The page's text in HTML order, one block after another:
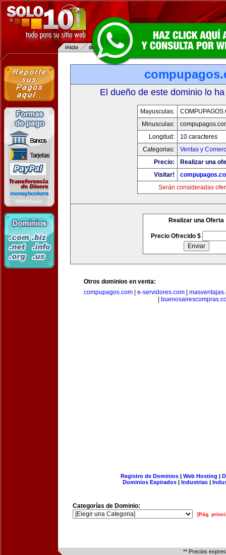
El dueño de este dominio lo
Mayusculas:
Minusculas:
Longitud:
10 caracteres
Categorias:
Ventas y
Precio:
Realizar una
Visitar!
Serán consideradas
Realizar una Oferta
Precio Ofrecido $
Otros dominios en venta:
compupagos.com
e-servidores.com
Registro de Dominios| Web Hosting |
Dominios Expirados | Industrias |
Categorías de Dominio:
[Pág.
** Precios